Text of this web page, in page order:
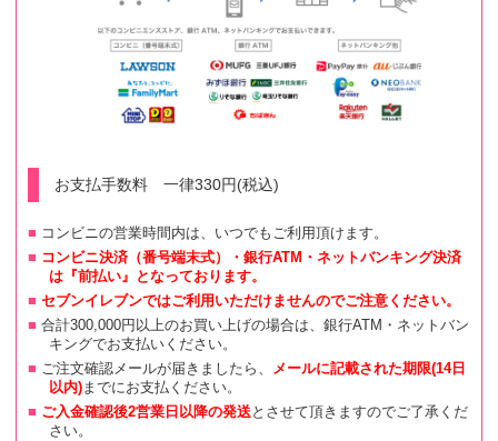
お支払手数料 一律330円(税込)
コンビニの営業時間内は、いつでもご利用頂けます。
コンビニ決済（番号端末式）・銀行ATM・ネットバンキング決済
は『前払い』となっております。
セブンイレブンではご利用いただけませんのでご注意ください。
合計300,000円以上のお買い上げの場合は、銀行ATM・ネットバン
キングでお支払いください。
ご注文確認メールが届きましたら、 メールに記載された期限(14日
以内)までにお支払ください。
ご入金確認後2営業日以降の発送とさせて頂きますのでご了承くだ
さい。